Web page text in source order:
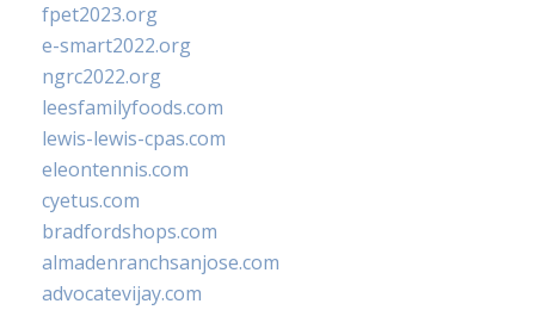
fpet2023.org
e-smart2022.org
ngrc2022.org
leesfamilyfoods.com
lewis-lewis-cpas.com
eleontennis.com
cyetus.com
bradfordshops.com
almadenranchsanjose.com
advocatevijay.com